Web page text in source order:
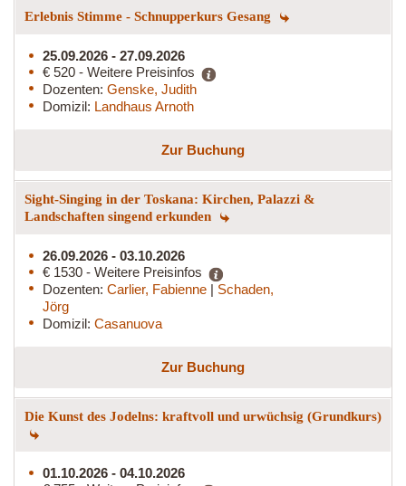
Erlebnis Stimme - Schnupperkurs Gesang
25.09.2026 - 27.09.2026
€ 520 - Weitere Preisinfos
Dozenten: Genske, Judith
Domizil: Landhaus Arnoth
Zur Buchung
Sight-Singing in der Toskana: Kirchen, Palazzi &
Landschaften singend erkunden
26.09.2026 - 03.10.2026
€ 1530 - Weitere Preisinfos
Dozenten: Carlier, Fabienne | Schaden,
Jörg
Domizil: Casanuova
Zur Buchung
Die Kunst des Jodelns: kraftvoll und urwüchsig (Grundkurs)
01.10.2026 - 04.10.2026